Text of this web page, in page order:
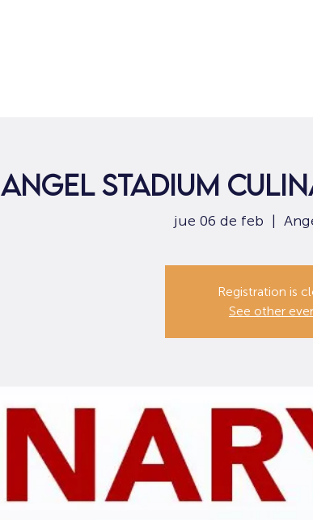
Angel Stadium
jue 06 de feb
  |
Registration is
See other